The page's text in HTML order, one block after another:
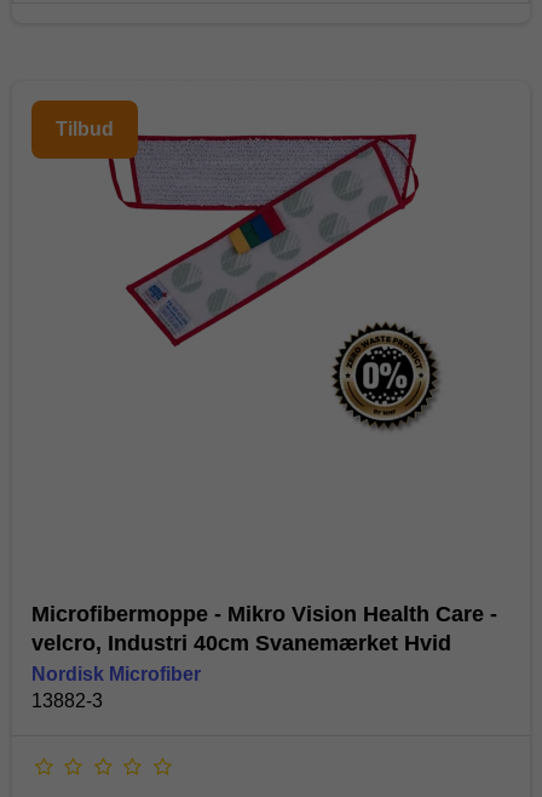
Tilbud
Microfibermoppe - Mikro Vision Health Care -
velcro, Industri 40cm Svanemærket Hvid
Nordisk Microfiber
13882-3